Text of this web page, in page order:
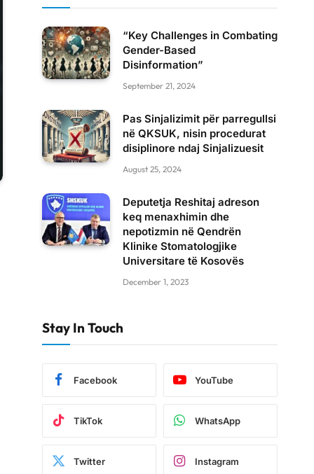
“Key Challenges in Combating
Gender-Based
Disinformation”
September 21, 2024
Pas Sinjalizimit për parregullsi
në QKSUK, nisin procedurat
disiplinore ndaj Sinjalizuesit
August 25, 2024
Deputetja Reshitaj adreson
keq menaxhimin dhe
nepotizmin në Qendrën
Klinike Stomatologjike
Universitare të Kosovës
December 1, 2023
Stay In Touch
Facebook YouTube
TikTok WhatsApp
Twitter Instagram